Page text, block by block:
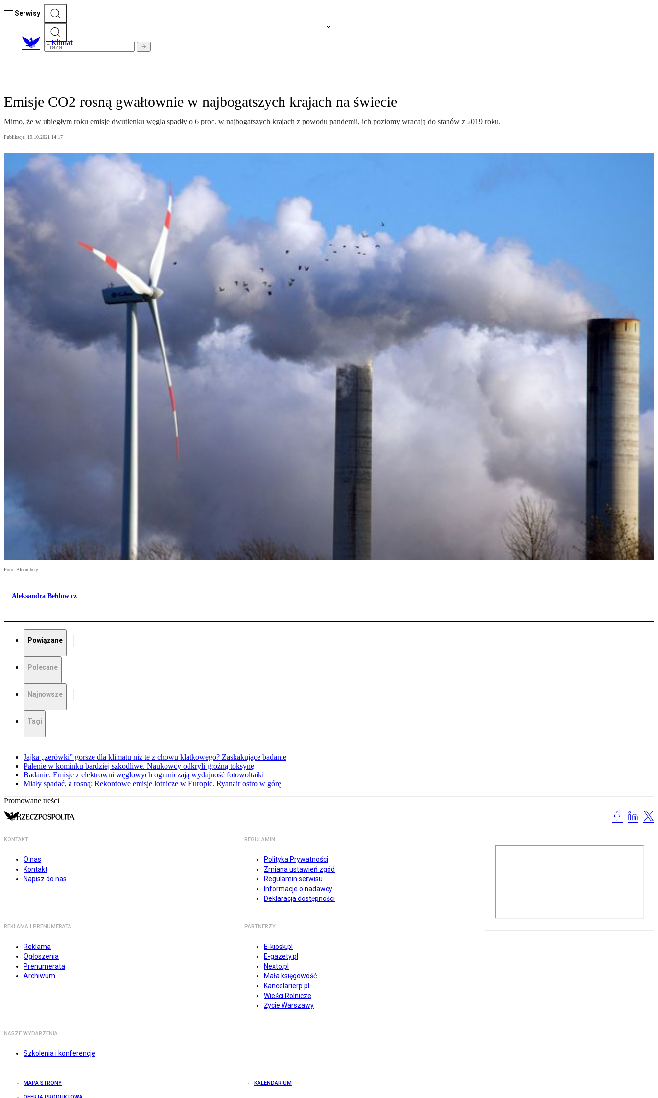
Serwisy
Klimat
Emisje CO2 rosną gwałtownie w najbogatszych krajach na świecie
Mimo, że w ubiegłym roku emisje dwutlenku węgla spadły o 6 proc. w najbogatszych krajach z powodu pandemii, ich poziomy wracają do stanów z 2019 roku.
Publikacja: 19.10.2021 14:17
Foto: Bloomberg
Aleksandra Bełdowicz
Powiązane
Polecane
Najnowsze
Tagi
Jajka „zerówki” gorsze dla klimatu niż te z chowu klatkowego? Zaskakujące badanie
Palenie w kominku bardziej szkodliwe. Naukowcy odkryli groźną toksynę
Badanie: Emisje z elektrowni węglowych ograniczają wydajność fotowoltaiki
Miały spadać, a rosną: Rekordowe emisje lotnicze w Europie. Ryanair ostro w górę
Promowane treści
KONTAKT
O nas
Kontakt
Napisz do nas
REGULAMIN
Polityka Prywatności
Zmiana ustawień zgód
Regulamin serwisu
Informacje o nadawcy
Deklaracja dostępności
REKLAMA I PRENUMERATA
Reklama
Ogłoszenia
Prenumerata
Archiwum
PARTNERZY
E-kiosk.pl
E-gazety.pl
Nexto.pl
Mała księgowość
Kancelarierp.pl
Wieści Rolnicze
Życie Warszawy
NASZE WYDARZENIA
Szkolenia i konferencje
MAPA STRONY KALENDARIUM